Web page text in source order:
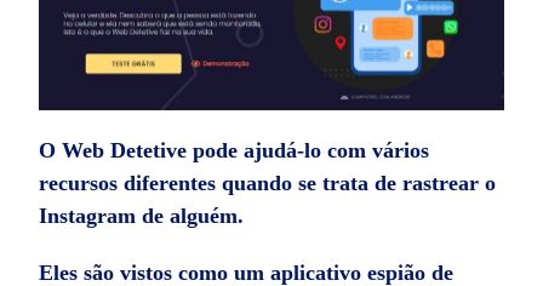
O Web Detetive pode ajudá-lo com vários
recursos diferentes quando se trata de rastrear o
Instagram de alguém.
Eles são vistos como umaplicativo espião de